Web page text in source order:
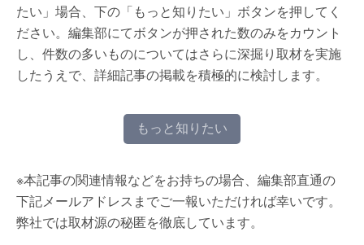
たい」場合、下の「もっと知りたい」ボタンを押してく
ださい。編集部にてボタンが押された数のみをカウント
し、件数の多いものについてはさらに深掘り取材を実施
したうえで、詳細記事の掲載を積極的に検討します。
もっと知りたい
※本記事の関連情報などをお持ちの場合、編集部直通の
下記メールアドレスまでご一報いただければ幸いです。
弊社では取材源の秘匿を徹底しています。